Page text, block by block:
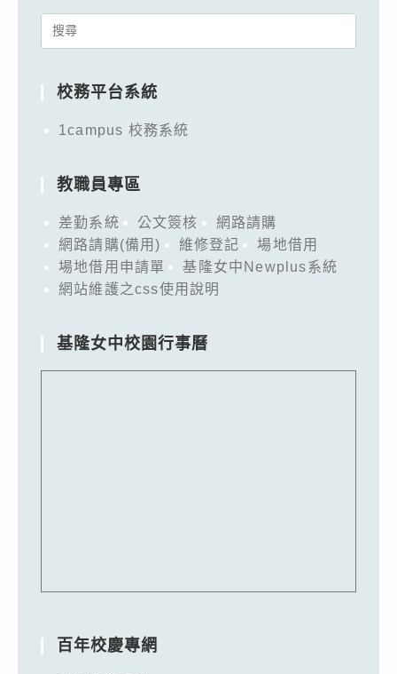
Search
校務平台系統
1campus 校務系統
教職員專區
差勤系統 公文簽核
網路請購
網路請購(備用)
維修登記
場地借用
場地借用申請單
基隆女中Newplus系統
網站維護之css使用說明
基隆女中校園行事曆
百年校慶專網